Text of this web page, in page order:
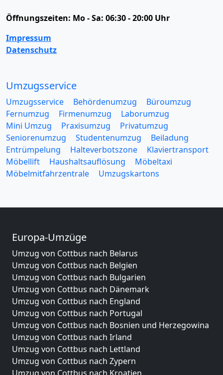
Öffnungszeiten: Mo - Sa: 06:30 - 20:00 Uhr
Impressum
Datenschutz
Umzugsservice
Umzugsservice Behördenumzug
Büroumzug
Fernumzug
Firmenumzug
Laborumzug
Mini Umzug
Praxisumzug
Privatumzug
Seniorenumzug
Studentenumzug
Beiladung
Entrümpelung
Halteverbotszone
Klaviertransport
Möbellift
Haushaltsauflösung
Möbeltaxi
Möbelmitfahrzentrale
Umzugskartons
Europa-Umzüge
Umzug von Cottbus nach Belarus
Umzug von Cottbus nach Belgien
Umzug von Cottbus nach Bulgarien
Umzug von Cottbus nach Dänemark
Umzug von Cottbus nach England
Umzug von Cottbus nach Portugal
Umzug von Cottbus nach Bosnien und Herzegowina
Umzug von Cottbus nach Irland
Umzug von Cottbus nach Lettland
Umzug von Cottbus nach Zypern